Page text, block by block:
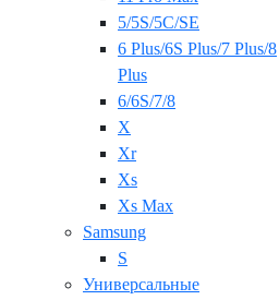
5/5S/5C/SE
6 Plus/6S Plus/7 Plus/8
Plus
6/6S/7/8
X
Xr
Xs
Xs Max
Samsung
S
Универсальные